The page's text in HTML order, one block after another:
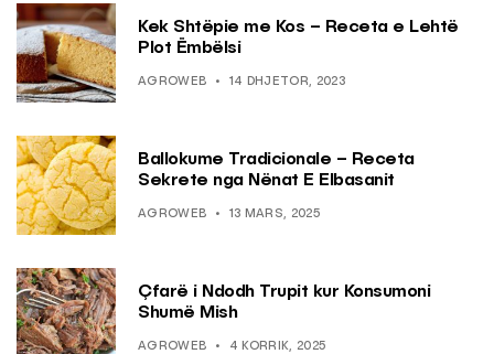
Kek Shtëpie me Kos – Receta e Lehtë
Plot Ëmbëlsi
AGROWEB 14 DHJETOR, 2023
Ballokume Tradicionale – Receta
Sekrete nga Nënat E Elbasanit
AGROWEB 13 MARS, 2025
Çfarë i Ndodh Trupit kur Konsumoni
Shumë Mish
AGROWEB 4 KORRIK, 2025